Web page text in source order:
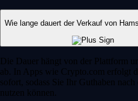
Wie lange dauert der Verkauf von
Die Dauer hängt von der Plattform
ab. In Apps wie Crypto.com erfolgt
sofort, sodass Sie Ihr Guthaben
nutzen können.